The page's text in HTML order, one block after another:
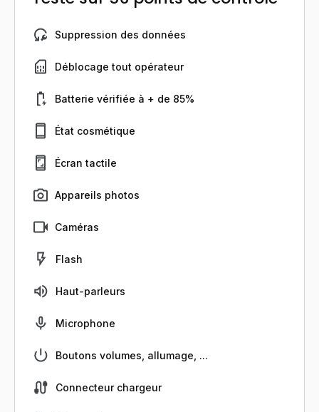
Suppression des données
Déblocage tout opérateur
Batterie vérifiée à + de 85%
État cosmétique
Écran tactile
Appareils photos
Caméras
Flash
Haut-parleurs
Microphone
Boutons volumes, allumage, ...
Connecteur chargeur